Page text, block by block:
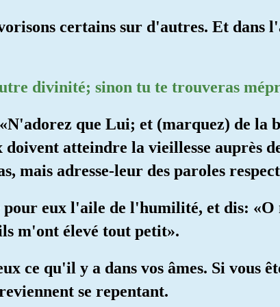
certains sur d'autres. Et dans
divinité; sinon tu te trouveras
que Lui; et (marquez) de la
atteindre la vieillesse auprès
mais adresse-leur des paroles
eux l'aile de l'humilité, et dis: «O
m'ont élevé tout petit».
ce qu'il y a dans vos âmes. Si vous
se repentant.